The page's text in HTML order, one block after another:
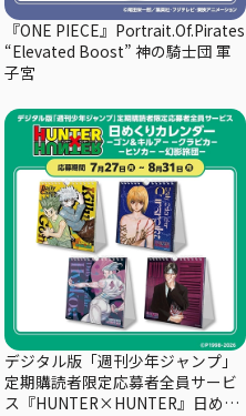
『ONE PIECE』Portrait.Of.Pirates
“Elevated Boost” 神の騎士団 軍
子宮
デジタル版「週刊少年ジャンプ」
定期購読者限定応募者全員サービ
ス『HUNTER×HUNTER』日めく